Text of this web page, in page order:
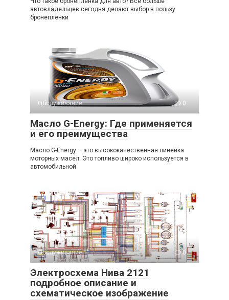
автовладельцев сегодня делают выбор в пользу
бронепленки
Обслуживание 0
Масло G-Energy: Где применяется
и его преимущества
Масло G-Energy – это высококачественная линейка
моторных масел. Это топливо широко используется в
автомобильной
Обслуживание 0
Электросхема Нива 2121
подробное описание и
схематическое изображение